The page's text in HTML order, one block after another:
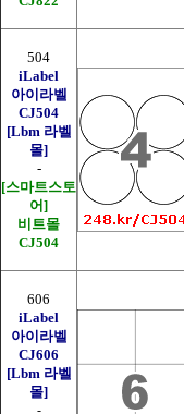
504
iLabel
아이라벨
CJ504
[Lbm 라벨
몰]
-
[스마트스토
어]
비트몰
CJ504
606
iLabel
아이라벨
CJ606
[Lbm 라벨
몰]
-